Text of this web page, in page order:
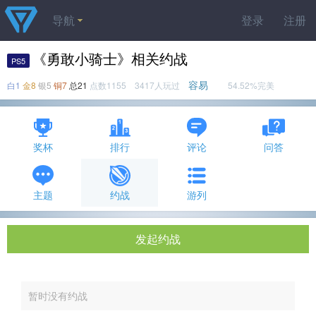
登录 注册
导航
PS5 《勇敢小骑士》相关约战
白1 金8 银5 铜7 总21 点数1155 3417人玩过 容易 54.52%完美
奖杯 排行 评论 问答
主题 约战 游列
发起约战
暂时没有约战